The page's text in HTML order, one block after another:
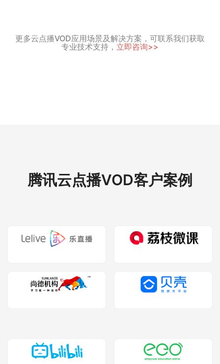
更多云点播VOD应用场景及解决方案，可联系我们获取
专业技术支持， 立即咨询>>
腾讯云点播VOD客户案例